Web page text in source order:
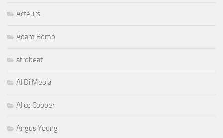
Acteurs
Adam Bomb
afrobeat
Al Di Meola
Alice Cooper
Angus Young